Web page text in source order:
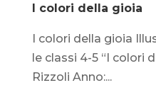
I colori della gioia
I colori della gioia
le classi 4-5 “I colori
Rizzoli Anno:...